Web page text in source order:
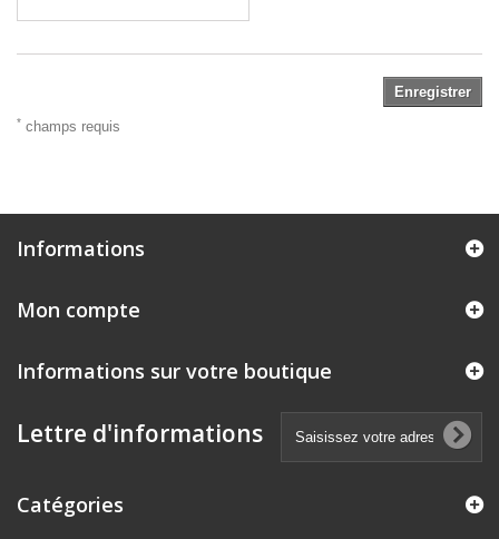
Enregistrer
* champs requis
Informations
Mon compte
Informations sur votre boutique
Lettre d'informations
Catégories